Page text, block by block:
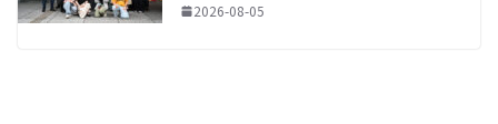
2026-08-05